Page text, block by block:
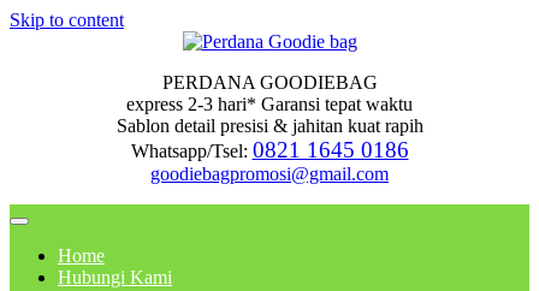
Skip to content
PERDANA GOODIEBAG
express 2-3 hari* Garansi tepat waktu
Sablon detail presisi & jahitan kuat rapih
Whatsapp/Tsel: 0821 1645 0186
goodiebagpromosi@gmail.com
Home
Hubungi Kami